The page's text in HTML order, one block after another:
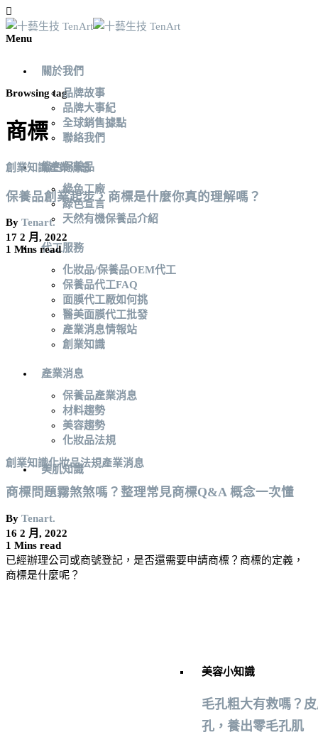
Menu
關於我們
品牌故事
品牌大事紀
全球銷售據點
聯絡我們
綠色保養品
綠色工廠
綠色宣言
天然有機保養品介紹
代工服務
化妝品/保養品OEM代工
保養品代工FAQ
面膜代工厰如何挑
醫美面膜代工批發
產業消息情報站
創業知識
產業消息
保養品產業消息
材料趨勢
美容趨勢
化妝品法規
美肌知識
美容小知識
毛孔粗大有救嗎？
孔，養出零毛孔肌
Browsing tag
商標
創業知識產業消息
保養品創業起步，商標是什麼你真的理解嗎？
By Tenart.
17 2 月, 2022
1 Mins read
創業知識化妝品法規產業消息
商標問題霧煞煞嗎？整理常見商標Q&A 概念一次懂
By Tenart.
16 2 月, 2022
1 Mins read
已經辦理公司或商號登記，是否還需要申請商標？商標的定義，
商標是什麼呢？